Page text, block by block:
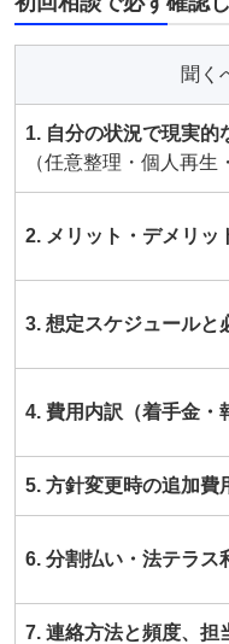
聞く
1. 自分の状況で現実的
（任意整理・個人再生
2. メリット・デメリッ
3. 想定スケジュールと
4. 費用内訳（着手金・
5. 方針変更時の追加費
6. 分割払い・法テラス
7. 連絡方法と頻度、担